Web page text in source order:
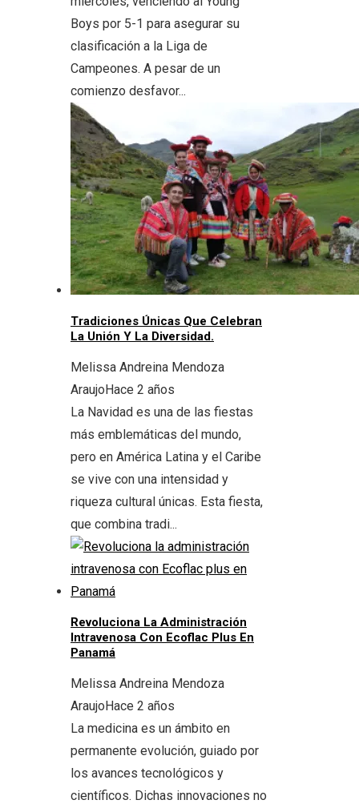
Boys por 5-1 para asegurar su
clasificación a la Liga de
Campeones. A pesar de un
comienzo desfavor...
Tradiciones Únicas Que Celebran
La Unión Y La Diversidad.
Melissa Andreina Mendoza
AraujoHace 2 años
La Navidad es una de las fiestas
más emblemáticas del mundo,
pero en América Latina y el Caribe
se vive con una intensidad y
riqueza cultural únicas. Esta fiesta,
que combina tradi...
Revoluciona La Administración
Intravenosa Con Ecoflac Plus En
Panamá
Melissa Andreina Mendoza
AraujoHace 2 años
La medicina es un ámbito en
permanente evolución, guiado por
los avances tecnológicos y
científicos. Dichas innovaciones no